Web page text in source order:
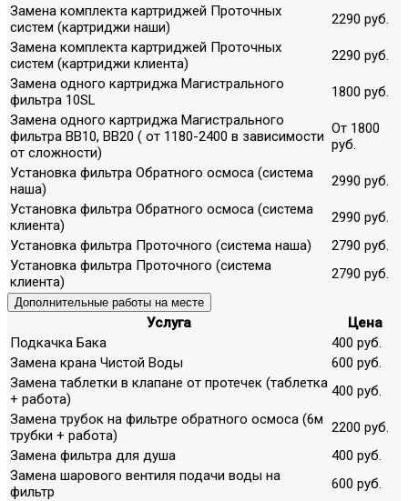
Замена комплекта картриджей Проточных
систем (картриджи наши)
2290 руб.
Замена комплекта картриджей Проточных
систем (картриджи клиента)
2290 руб.
Замена одного картриджа Магистрального
фильтра 10SL
1800 руб.
Замена одного картриджа Магистрального
фильтра ВВ10, ВВ20 ( от 1180-2400 в зависимости
от сложности)
От 1800
руб.
Установка фильтра Обратного осмоса (система
наша)
2990 руб.
Установка фильтра Обратного осмоса (система
клиента)
2990 руб.
Установка фильтра Проточного (система наша)
2790 руб.
Установка фильтра Проточного (система
клиента)
2790 руб.
Дополнительные работы на месте
Услуга
Цена
Подкачка Бака
400 руб.
Замена крана Чистой Воды
600 руб.
Замена таблетки в клапане от протечек (таблетка
+ работа)
400 руб.
Замена трубок на фильтре обратного осмоса (6м
трубки + работа)
2200 руб.
Замена фильтра для душа
400 руб.
Замена шарового вентиля подачи воды на
фильтр
600 руб.